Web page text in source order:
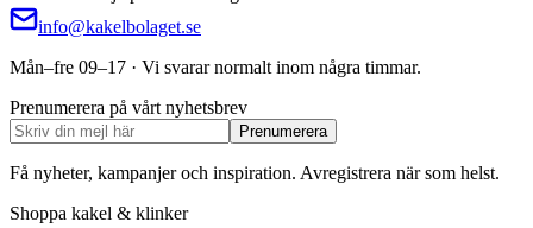
info@kakelbolaget.se
Mån–fre 09–17 · Vi svarar normalt inom några timmar.
Prenumerera på vårt nyhetsbrev
Prenumerera
Få nyheter, kampanjer och inspiration. Avregistrera när som helst.
Shoppa kakel & klinker